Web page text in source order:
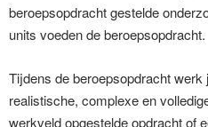
beroepsopdracht gestelde
units voeden de beroepsopdracht.
Tijdens de beroepsopdracht
realistische, complexe en
werkveld opgestelde opdracht of